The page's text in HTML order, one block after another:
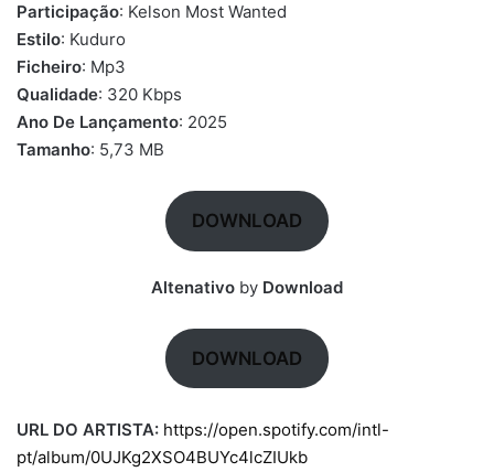
Participação: Kelson Most Wanted
Estilo: Kuduro
Ficheiro: Mp3
Qualidade: 320 Kbps
Ano De Lançamento: 2025
Tamanho: 5,73 MB
DOWNLOAD
Altenativo by Download
DOWNLOAD
URL DO ARTISTA: https://open.spotify.com/intl-
pt/album/0UJKg2XSO4BUYc4lcZIUkb